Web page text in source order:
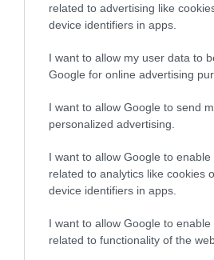
related to advertising like
device identifiers in apps.
I want to allow my user data to
Google for online advertising
I want to allow Google to send
personalized advertising.
I want to allow Google to enable
related to analytics like cookies
device identifiers in apps.
I want to allow Google to enable
related to functionality of the
Ανοίγει τη Δευτέρα η
στην Καλλιθέα –
απέναντι σε πλημμυρικά
(βίντεο)
Υπογράφηκε η σύμβαση
αεροναυτιλίας στο νέο
τεθεί σε λειτουργία
2028
Χατζηδάκης: “Άκυρες
εγκύκλιοι που δεν